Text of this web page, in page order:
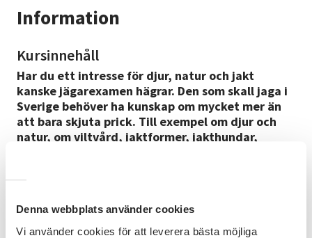
Denna webbplats använder cookies
Vi använder cookies för att leverera bästa möjliga
Information
Kursinnehåll
Har du ett intresse för djur, natur och jakt
kanske jägarexamen hägrar. Den som skall jaga i
Sverige behöver ha kunskap om mycket mer än
att bara skjuta prick. Till exempel om djur och
natur, om viltvård, jaktformer, jakthundar,
Jägarboxen, Svenska Jägarförbundet. Teori och
praktik, allt du behöver för att ta Jägarexamen